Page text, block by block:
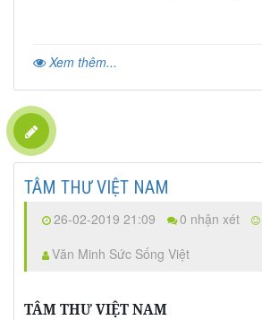
Xem thêm...
TÂM THƯ VIỆT NAM
26-02-2019 21:09 0 nhận xét
Văn Minh Sức Sống Việt
TÂM THƯ VIỆT NAM